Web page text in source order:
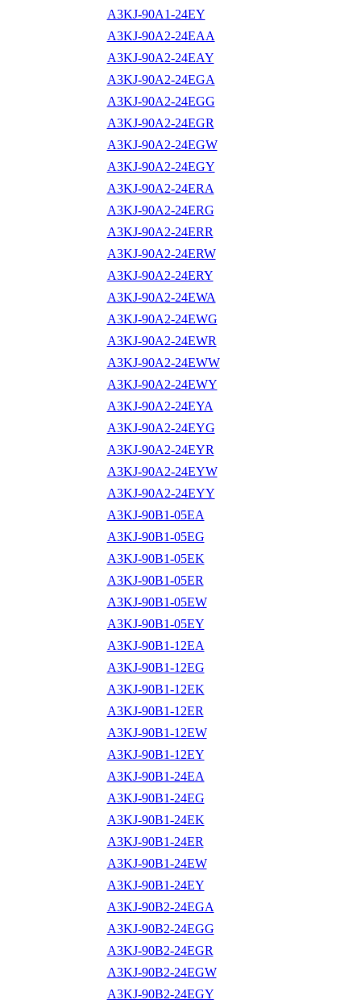
A3KJ-90A1-24EY
A3KJ-90A2-24EAA
A3KJ-90A2-24EAY
A3KJ-90A2-24EGA
A3KJ-90A2-24EGG
A3KJ-90A2-24EGR
A3KJ-90A2-24EGW
A3KJ-90A2-24EGY
A3KJ-90A2-24ERA
A3KJ-90A2-24ERG
A3KJ-90A2-24ERR
A3KJ-90A2-24ERW
A3KJ-90A2-24ERY
A3KJ-90A2-24EWA
A3KJ-90A2-24EWG
A3KJ-90A2-24EWR
A3KJ-90A2-24EWW
A3KJ-90A2-24EWY
A3KJ-90A2-24EYA
A3KJ-90A2-24EYG
A3KJ-90A2-24EYR
A3KJ-90A2-24EYW
A3KJ-90A2-24EYY
A3KJ-90B1-05EA
A3KJ-90B1-05EG
A3KJ-90B1-05EK
A3KJ-90B1-05ER
A3KJ-90B1-05EW
A3KJ-90B1-05EY
A3KJ-90B1-12EA
A3KJ-90B1-12EG
A3KJ-90B1-12EK
A3KJ-90B1-12ER
A3KJ-90B1-12EW
A3KJ-90B1-12EY
A3KJ-90B1-24EA
A3KJ-90B1-24EG
A3KJ-90B1-24EK
A3KJ-90B1-24ER
A3KJ-90B1-24EW
A3KJ-90B1-24EY
A3KJ-90B2-24EGA
A3KJ-90B2-24EGG
A3KJ-90B2-24EGR
A3KJ-90B2-24EGW
A3KJ-90B2-24EGY